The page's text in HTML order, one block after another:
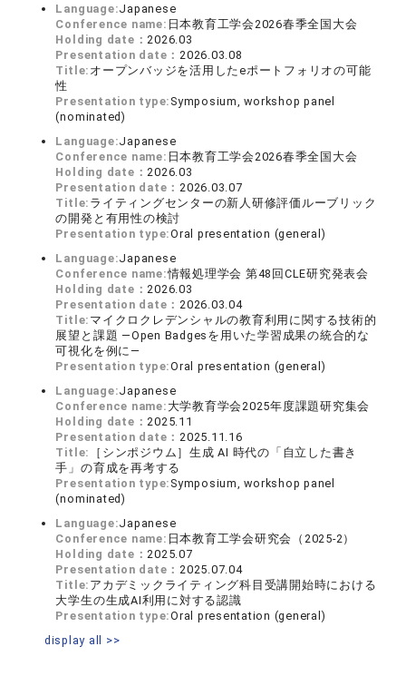
Language:Japanese
Conference name: 日本教育工学会2026春季全国大会
Holding date： 2026.03
Presentation date： 2026.03.08
Title: オープンバッジを活用したeポートフォリオの可能
性
Presentation type: Symposium, workshop panel
(nominated)
Language:Japanese
Conference name: 日本教育工学会2026春季全国大会
Holding date： 2026.03
Presentation date： 2026.03.07
Title: ライティングセンターの新人研修評価ルーブリック
の開発と有用性の検討
Presentation type:Oral presentation (general)
Language:Japanese
Conference name:情報処理学会 第48回CLE研究発表会
Holding date： 2026.03
Presentation date： 2026.03.04
Title: マイクロクレデンシャルの教育利用に関する技術的
展望と課題 ―Open Badgesを用いた学習成果の統合的な
可視化を例に―
Presentation type:Oral presentation (general)
Language:Japanese
Conference name: 大学教育学会2025年度課題研究集会
Holding date： 2025.11
Presentation date： 2025.11.16
Title:
［シンポジウム］生成 AI 時代の「自立した書き
手」の育成を再考する
Presentation type: Symposium, workshop panel
(nominated)
Language:Japanese
Conference name: 日本教育工学会研究会（2025-2）
Holding date： 2025.07
Presentation date： 2025.07.04
Title: アカデミックライティング科目受講開始時における
大学生の生成AI利用に対する認識
Presentation type:Oral presentation (general)
display all >>